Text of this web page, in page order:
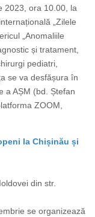
2023, ora 10.00, la
„Zilele
„Anomaliile
și tratament,
pediatri,
se va desfășura în
a AȘM (bd. Ștefan
ZOOM,
la Chișinău și
din str.
se organizează